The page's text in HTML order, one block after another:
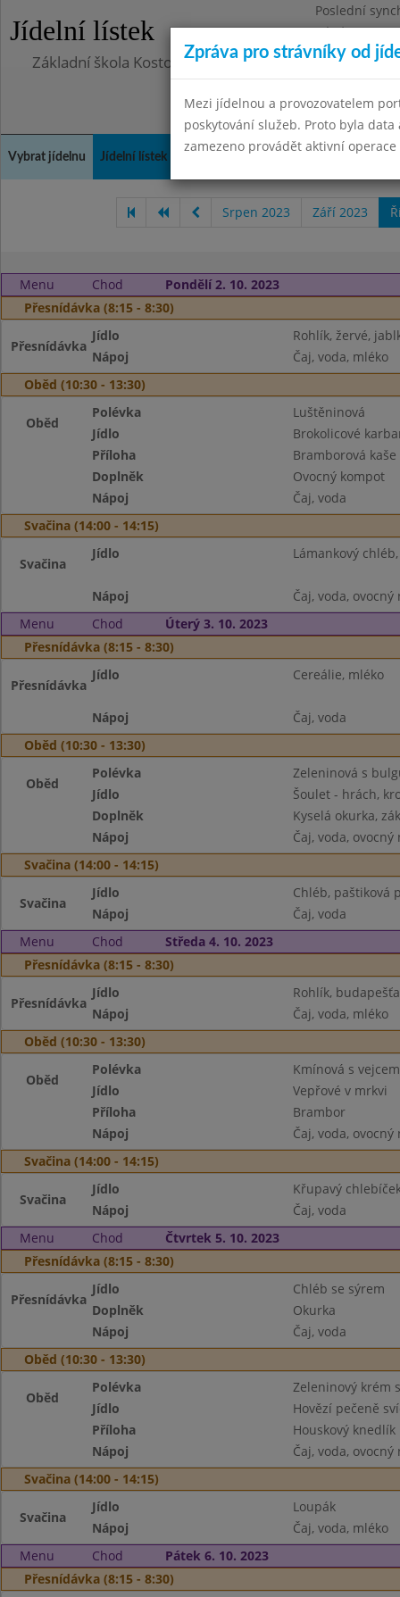
Jídelní lístek
Poslední
Pátek
Základní škola Kostomlaty nad Labem, příspěvková
Vybrat jídelnu Jídelní lístek Kontakty a informace
Srpen 2023 Září 2023
Menu Chod
Pondělí 2. 10. 2023
Přesnídávka (8:15 - 8:30)
Přesnídávka
Jídlo
Rohlík, žervé,
Nápoj
Čaj, voda, mléko
Oběd (10:30 - 13:30)
Oběd
Polévka
Luštěninová
Jídlo
Brokolicové
Příloha
Bramborová kaše
Doplněk
Ovocný kompot
Nápoj
Čaj, voda
Svačina (14:00 - 14:15)
Svačina
Jídlo Lámankový
Nápoj
Čaj, voda, ovocný
Menu
Chod
Úterý 3. 10. 2023
Přesnídávka (8:15 - 8:30)
Přesnídávka
Jídlo Cereálie, mléko
Nápoj
Čaj, voda
Oběd (10:30 - 13:30)
Oběd
Polévka
Zeleninová s
Jídlo
Šoulet - hrách,
Doplněk
Kyselá okurka,
Nápoj
Čaj, voda, ovocný
Svačina (14:00 - 14:15)
Svačina
Jídlo
Chléb, paštiková
Nápoj
Čaj, voda
Menu
Chod
Středa 4. 10. 2023
Přesnídávka (8:15 - 8:30)
Přesnídávka
Jídlo
Rohlík,
Nápoj
Čaj, voda, mléko
Oběd (10:30 - 13:30)
Oběd
Polévka
Kmínová s vejcem
Jídlo
Vepřové v mrkvi
Příloha
Brambor
Nápoj
Čaj, voda, ovocný
Svačina (14:00 - 14:15)
Svačina
Jídlo
Křupavý
Nápoj
Čaj, voda
Menu
Chod
Čtvrtek 5. 10. 2023
Přesnídávka (8:15 - 8:30)
Přesnídávka
Jídlo
Chléb se sýrem
Doplněk
Okurka
Nápoj
Čaj, voda
Oběd (10:30 - 13:30)
Oběd
Polévka
Zeleninový krém
Jídlo
Hovězí pečeně
Příloha
Houskový knedlík
Nápoj
Čaj, voda, ovocný
Svačina (14:00 - 14:15)
Svačina
Jídlo
Loupák
Nápoj
Čaj, voda, mléko
Menu
Chod
Pátek 6. 10. 2023
Přesnídávka (8:15 - 8:30)
Zpráva pro strávníky od
Mezi jídelnou a provozovatelem
poskytování služeb. Proto byla
zamezeno provádět aktivní